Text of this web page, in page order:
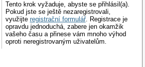
Tento krok vyžaduje, abyste se přihlásil(a).
Pokud jste se ještě nezaregistrovali,
využijte registrační formulář. Registrace je
opravdu jednoduchá, zabere jen okamžik
vašeho času a přinese vám mnoho výhod
oproti neregistrovaným uživatelům.